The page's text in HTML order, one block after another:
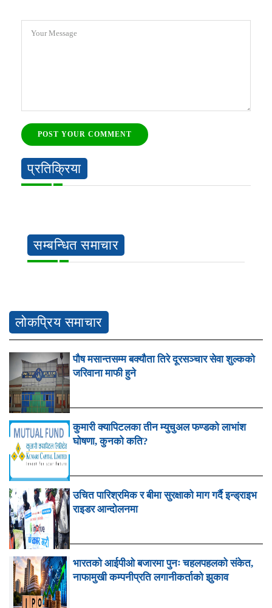
Your Message
POST YOUR COMMENT
प्रतिक्रिया
सम्बन्धित समाचार
लोकप्रिय समाचार
पौष मसान्तसम्म बक्यौता तिरे दूरसञ्चार सेवा शुल्कको
जरिवाना माफी हुने
कुमारी क्यापिटलका तीन म्युचुअल फण्डको लाभांश
घोषणा, कुनको कति?
उचित पारिश्रमिक र बीमा सुरक्षाको माग गर्दै इन्ड्राइभ
राइडर आन्दोलनमा
भारतको आईपीओ बजारमा पुनः चहलपहलको संकेत,
नाफामुखी कम्पनीप्रति लगानीकर्ताको झुकाव